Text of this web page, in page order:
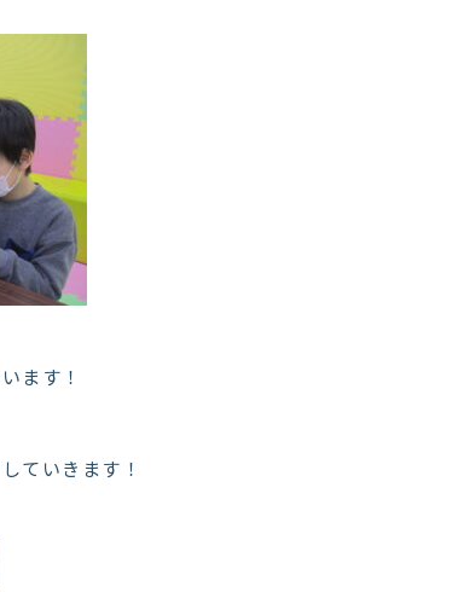
ます！
ていきます！